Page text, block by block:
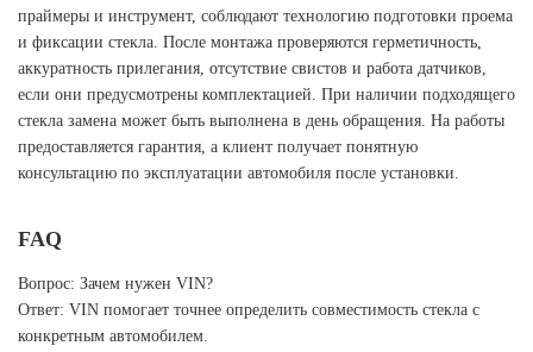
праймеры и инструмент, соблюдают технологию подготовки проема
и фиксации стекла. После монтажа проверяются герметичность,
аккуратность прилегания, отсутствие свистов и работа датчиков,
если они предусмотрены комплектацией. При наличии подходящего
стекла замена может быть выполнена в день обращения. На работы
предоставляется гарантия, а клиент получает понятную
консультацию по эксплуатации автомобиля после установки.
FAQ
Вопрос: Зачем нужен VIN?
Ответ: VIN помогает точнее определить совместимость стекла с
конкретным автомобилем.